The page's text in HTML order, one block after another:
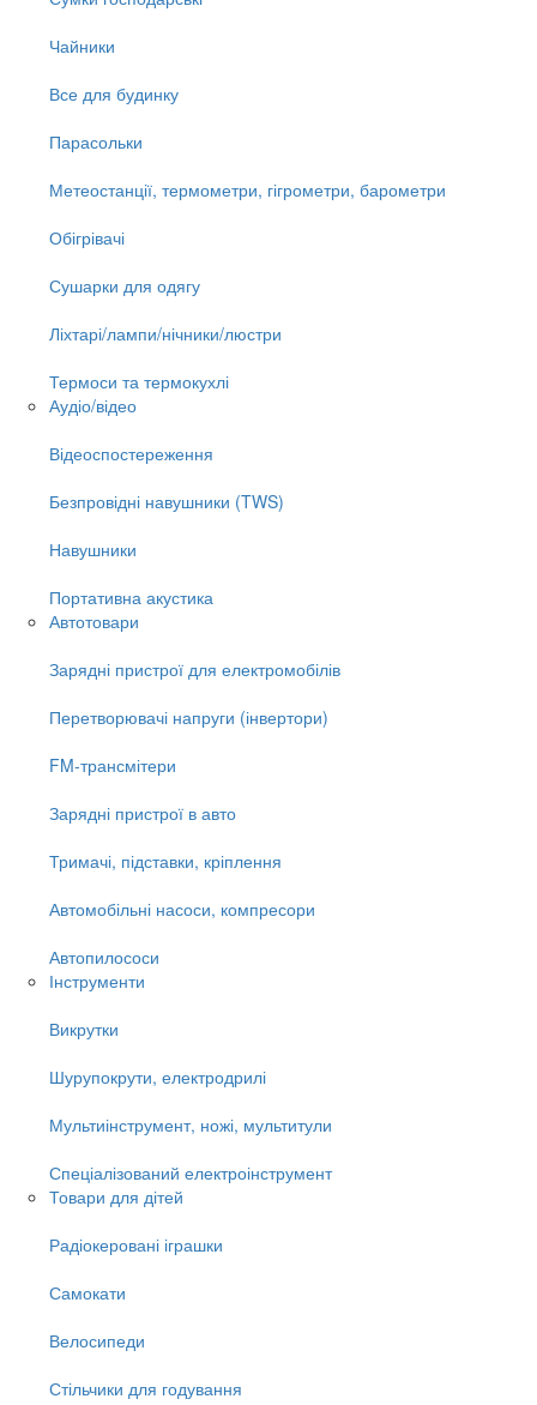
Чайники
Все для будинку
Парасольки
Метеостанції, термометри, гігрометри, барометри
Обігрівачі
Сушарки для одягу
Ліхтарі/лампи/нічники/люстри
Термоси та термокухлі
Аудіо/відео
Відеоспостереження
Безпровідні навушники (TWS)
Навушники
Портативна акустика
Автотовари
Зарядні пристрої для електромобілів
Перетворювачі напруги (інвертори)
FM-трансмітери
Зарядні пристрої в авто
Тримачі, підставки, кріплення
Автомобільні насоси, компресори
Автопилососи
Інструменти
Викрутки
Шурупокрути, електродрилі
Мультиінструмент, ножі, мультитули
Спеціалізований електроінструмент
Товари для дітей
Радіокеровані іграшки
Самокати
Велосипеди
Стільчики для годування